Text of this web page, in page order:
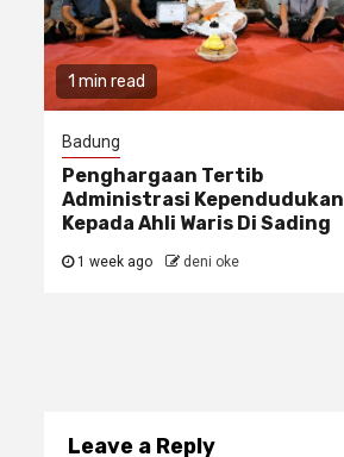
1 min read
Badung
Penghargaan Tertib
Administrasi Kependudukan
Kepada Ahli Waris Di Sading
1 week ago deni oke
Leave a Reply